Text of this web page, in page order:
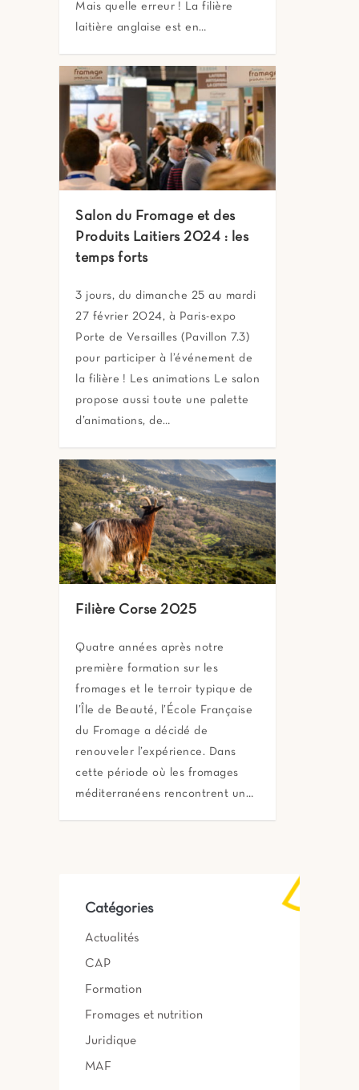
Mais quelle erreur ! La filière
laitière anglaise est en…
Salon du Fromage et des
Produits Laitiers 2024 : les
temps forts
3 jours, du dimanche 25 au mardi
27 février 2024, à Paris-expo
Porte de Versailles (Pavillon 7.3)
pour participer à l’événement de
la filière ! Les animations Le salon
propose aussi toute une palette
d’animations, de…
Filière Corse 2025
Quatre années après notre
première formation sur les
fromages et le terroir typique de
l’Île de Beauté, l’École Française
du Fromage a décidé de
renouveler l’expérience. Dans
cette période où les fromages
méditerranéens rencontrent un…
Catégories
Actualités
CAP
Formation
Fromages et nutrition
Juridique
MAF